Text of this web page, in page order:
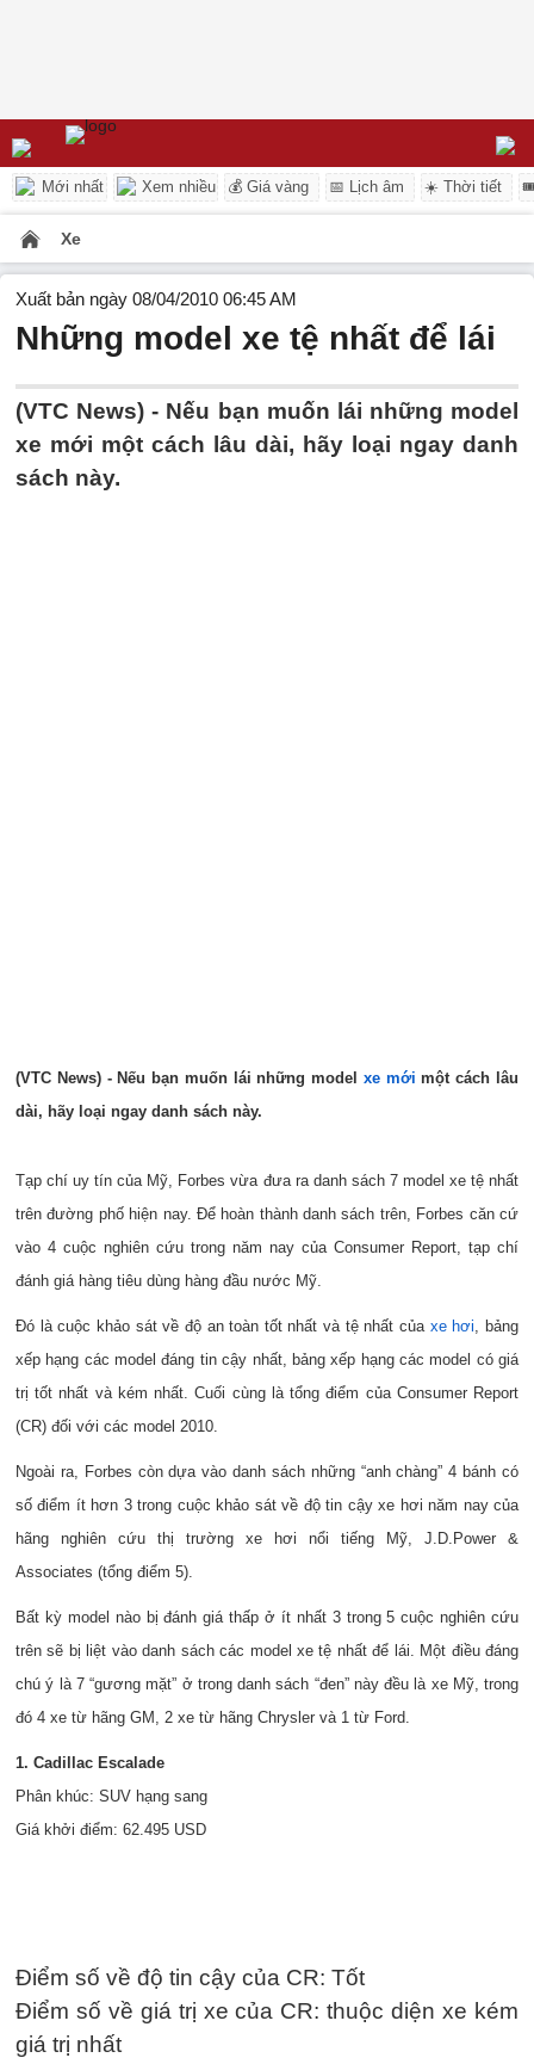
Mới nhất Xem nhiều 💰 Giá vàng 📅 Lịch âm ☀️ Thời tiết
Xe
Xuất bản ngày 08/04/2010 06:45 AM
Những model xe tệ nhất để lái
(VTC News) - Nếu bạn muốn lái những model
xe mới một cách lâu dài, hãy loại ngay danh
sách này.
(VTC News) - Nếu bạn muốn lái những model xe mới một cách lâu
dài, hãy loại ngay danh sách này.
Tạp chí uy tín của Mỹ, Forbes vừa đưa ra danh sách 7 model xe tệ nhất
trên đường phố hiện nay. Để hoàn thành danh sách trên, Forbes căn cứ
vào 4 cuộc nghiên cứu trong năm nay của Consumer Report, tạp chí
đánh giá hàng tiêu dùng hàng đầu nước Mỹ.
Đó là cuộc khảo sát về độ an toàn tốt nhất và tệ nhất của xe hơi, bảng
xếp hạng các model đáng tin cậy nhất, bảng xếp hạng các model có giá
trị tốt nhất và kém nhất. Cuối cùng là tổng điểm của Consumer Report
(CR) đối với các model 2010.
Ngoài ra, Forbes còn dựa vào danh sách những “anh chàng” 4 bánh có
số điểm ít hơn 3 trong cuộc khảo sát về độ tin cậy xe hơi năm nay của
hãng nghiên cứu thị trường xe hơi nổi tiếng Mỹ, J.D.Power &
Associates (tổng điểm 5).
Bất kỳ model nào bị đánh giá thấp ở ít nhất 3 trong 5 cuộc nghiên cứu
trên sẽ bị liệt vào danh sách các model xe tệ nhất để lái. Một điều đáng
chú ý là 7 “gương mặt” ở trong danh sách “đen” này đều là xe Mỹ, trong
đó 4 xe từ hãng GM, 2 xe từ hãng Chrysler và 1 từ Ford.
1. Cadillac Escalade
Phân khúc: SUV hạng sang
Giá khởi điểm: 62.495 USD
Điểm số về độ tin cậy của CR: Tốt
Điểm số về giá trị xe của CR: thuộc diện xe kém
giá trị nhất